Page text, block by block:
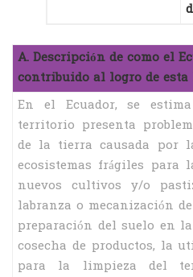
A. Descripción de como el
contribuido al logro de
En el Ecuador, se
territorio presenta
de la tierra causada por
ecosistemas frágiles para
nuevos cultivos y/o
labranza o mecanización
preparación del suelo en
cosecha de productos, la
para la limpieza del